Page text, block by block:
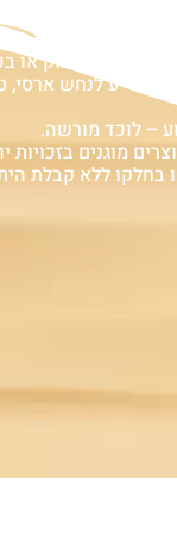
בדף פיסבוק או
לנחש ארסי,
– לוכד מורשה.
מוגנים בזכויות
ללא קבלת